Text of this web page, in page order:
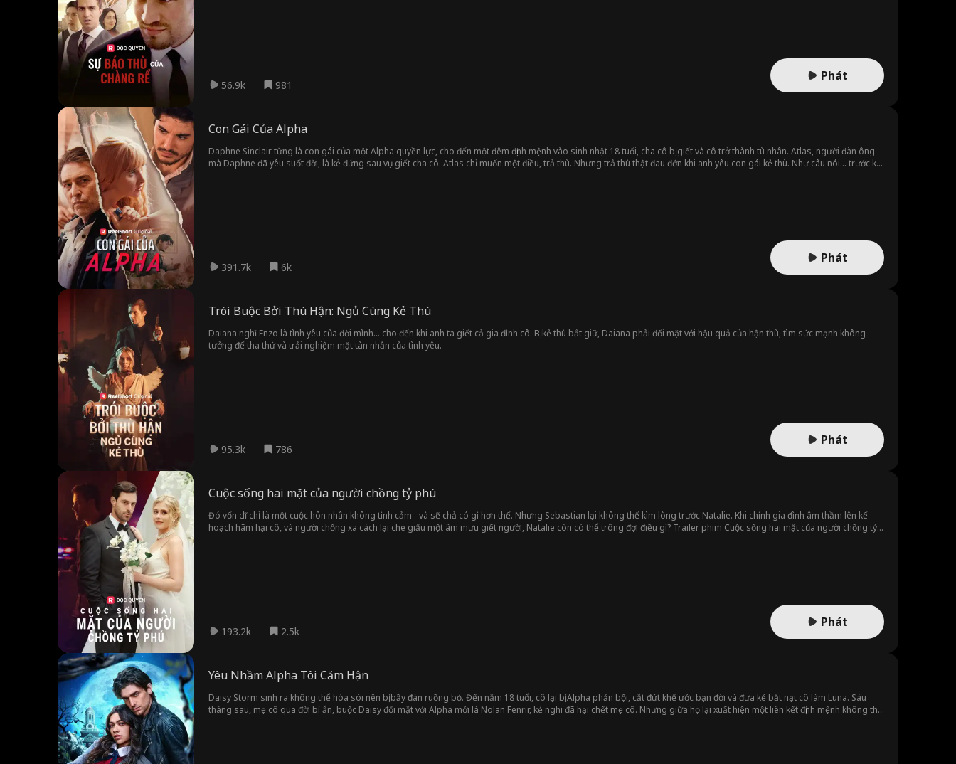
56.9k 981
Phát
Con Gái Của Alpha
Daphne Sinclair từng là con gái của một Alpha quyền lực, cho đến một đêm định mệnh vào sinh nhật 18 tuổi, cha cô bị giết và cô trở thành tù nhân. Atlas, người đàn ông
mà Daphne đã yêu suốt đời, là kẻ đứng sau vụ giết cha cô. Atlas chỉ muốn một điều, trả thù. Nhưng trả thù thật đau đớn khi anh yêu con gái kẻ thù. Như câu nói... trước khi
391.7k 6k
Phát
Trói Buộc Bởi Thù Hận: Ngủ Cùng Kẻ Thù
Daiana nghĩ Enzo là tình yêu của đời mình... cho đến khi anh ta giết cả gia đình cô. Bị kẻ thù bắt giữ, Daiana phải đối mặt với hậu quả của hận thù, tìm sức mạnh không
tưởng để tha thứ và trải nghiệm mặt tàn nhẫn của tình yêu.
95.3k 786
Phát
Cuộc sống hai mặt của người chồng tỷ phú
Đó vốn dĩ chỉ là một cuộc hôn nhân không tình cảm - và sẽ chả có gì hơn thế. Nhưng Sebastian lại không thể kìm lòng trước Natalie. Khi chính gia đình âm thầm lên kế
hoạch hãm hại cô, và người chồng xa cách lại che giấu một âm mưu giết người, Natalie còn có thể trông đợi điều gì? Trailer phim Cuộc sống hai mặt của người chồng tỷ
193.2k 2.5k
Phát
Yêu Nhầm Alpha Tôi Căm Hận
Daisy Storm sinh ra không thể hóa sói nên bị bầy đàn ruồng bỏ. Đến năm 18 tuổi, cô lại bị Alpha phản bội, cắt đứt khế ước bạn đời và đưa kẻ bắt nạt cô làm Luna. Sáu
tháng sau, mẹ cô qua đời bí ẩn, buộc Daisy đối mặt với Alpha mới là Nolan Fenrir, kẻ nghi đã hại chết mẹ cô. Nhưng giữa họ lại xuất hiện một liên kết định mệnh không thể